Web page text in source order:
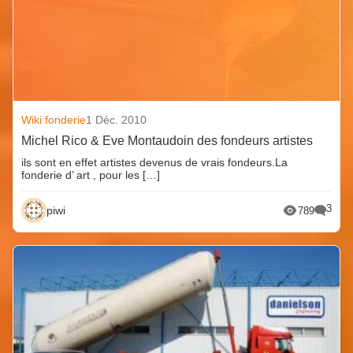
Wiki fonderie1 Déc. 2010
Michel Rico & Eve Montaudoin des fondeurs artistes
ils sont en effet artistes devenus de vrais fondeurs.La
fonderie d’ art , pour les […]
piwi 789 3